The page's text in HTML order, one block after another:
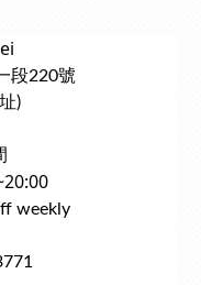
段220號
)
weekly